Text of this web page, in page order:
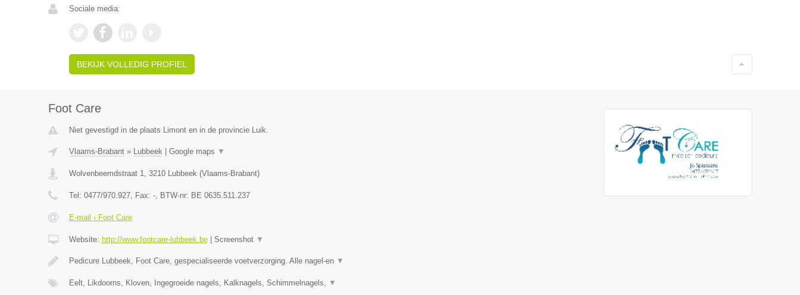
Sociale media:
BEKIJK VOLLEDIG PROFIEL
Foot Care
Niet gevestigd in de plaats Limont en in de provincie Luik.
Vlaams-Brabant» Lubbeek| Google maps ▼
Wolvenbeemdstraat 1, 3210 Lubbeek(Vlaams-Brabant)
Tel: 0477/970.927, Fax: -, BTW-nr: BE 0635.511.237
E-mail › Foot Care
Website: http://www.footcare-lubbeek.be| Screenshot ▼
Pedicure Lubbeek, Foot Care, gespecialiseerde voetverzorging. Alle nagel-en ▼
Eelt, Likdoorns, Kloven, Ingegroeide nagels, Kalknagels, Schimmelnagels, ▼